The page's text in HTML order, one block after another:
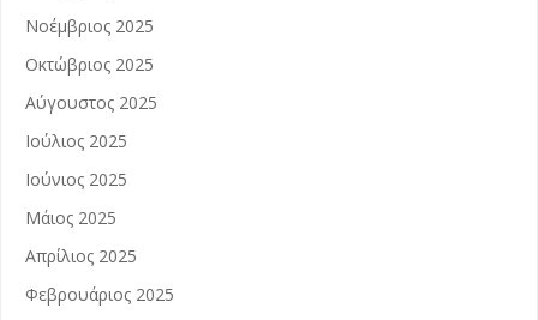
Νοέμβριος 2025
Οκτώβριος 2025
Αύγουστος 2025
Ιούλιος 2025
Ιούνιος 2025
Μάιος 2025
Απρίλιος 2025
Φεβρουάριος 2025